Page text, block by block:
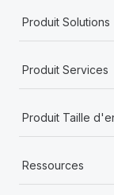
Produit Solutions
Produit Services
Produit Taille
Ressources